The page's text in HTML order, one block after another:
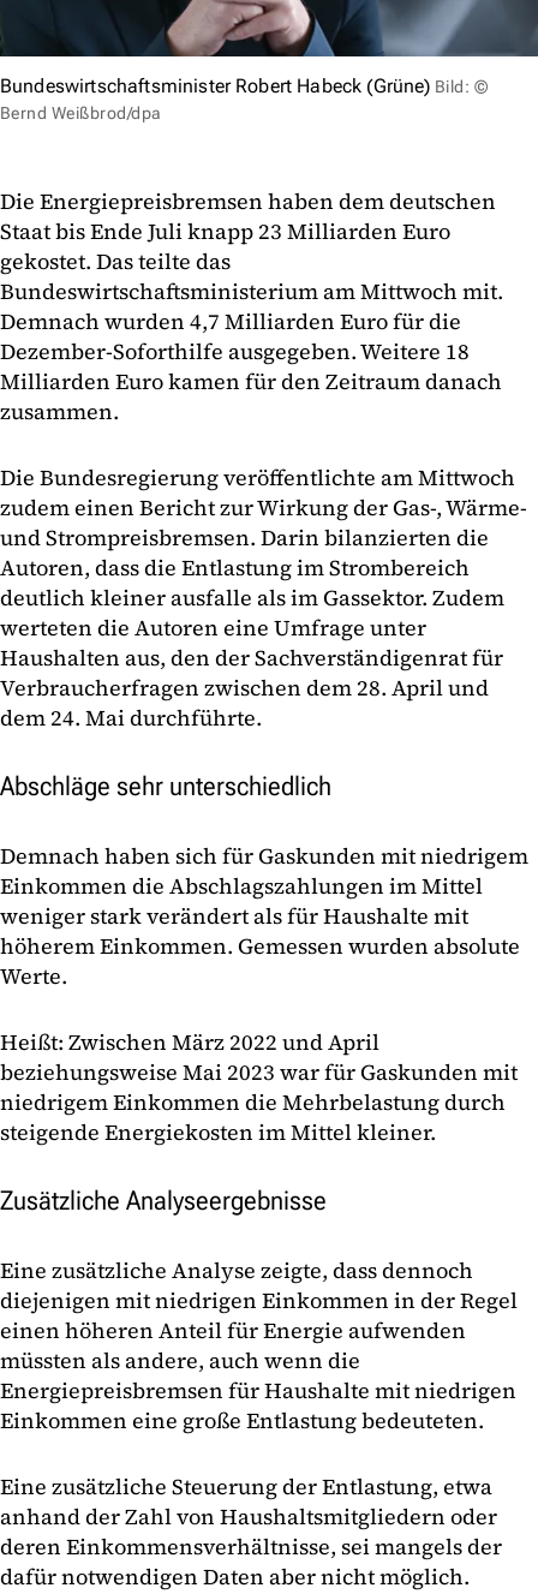
Bundeswirtschaftsminister Robert Habeck (Grüne) Bild: ©
Bernd Weißbrod/dpa
Die Energiepreisbremsen haben dem deutschen
Staat bis Ende Juli knapp 23 Milliarden Euro
gekostet. Das teilte das
Bundeswirtschaftsministerium am Mittwoch mit.
Demnach wurden 4,7 Milliarden Euro für die
Dezember-Soforthilfe ausgegeben. Weitere 18
Milliarden Euro kamen für den Zeitraum danach
zusammen.
Die Bundesregierung veröffentlichte am Mittwoch
zudem einen Bericht zur Wirkung der Gas-, Wärme-
und Strompreisbremsen. Darin bilanzierten die
Autoren, dass die Entlastung im Strombereich
deutlich kleiner ausfalle als im Gassektor. Zudem
werteten die Autoren eine Umfrage unter
Haushalten aus, den der Sachverständigenrat für
Verbraucherfragen zwischen dem 28. April und
dem 24. Mai durchführte.
Abschläge sehr unterschiedlich
Demnach haben sich für Gaskunden mit niedrigem
Einkommen die Abschlagszahlungen im Mittel
weniger stark verändert als für Haushalte mit
höherem Einkommen. Gemessen wurden absolute
Werte.
Heißt: Zwischen März 2022 und April
beziehungsweise Mai 2023 war für Gaskunden mit
niedrigem Einkommen die Mehrbelastung durch
steigende Energiekosten im Mittel kleiner.
Zusätzliche Analyseergebnisse
Eine zusätzliche Analyse zeigte, dass dennoch
diejenigen mit niedrigen Einkommen in der Regel
einen höheren Anteil für Energie aufwenden
müssten als andere, auch wenn die
Energiepreisbremsen für Haushalte mit niedrigen
Einkommen eine große Entlastung bedeuteten.
Eine zusätzliche Steuerung der Entlastung, etwa
anhand der Zahl von Haushaltsmitgliedern oder
deren Einkommensverhältnisse, sei mangels der
dafür notwendigen Daten aber nicht möglich.